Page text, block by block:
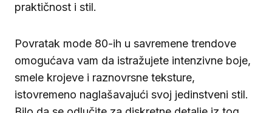
praktičnost i stil.
Povratak mode 80-ih u savremene trendove
omogućava vam da istražujete intenzivne boje,
smele krojeve i raznovrsne teksture,
istovremeno naglašavajući svoj jedinstveni stil.